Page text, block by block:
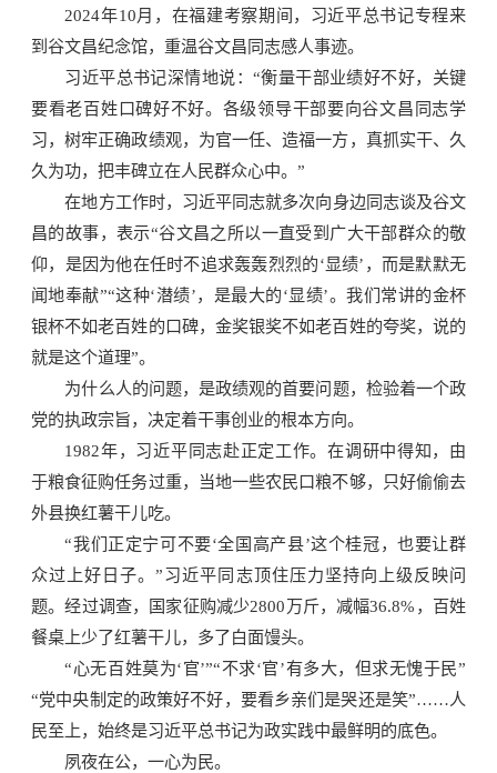
2024年10月，在福建考察期间，习近平总书记专程来
到谷文昌纪念馆，重温谷文昌同志感人事迹。
习近平总书记深情地说：“衡量干部业绩好不好，关键
要看老百姓口碑好不好。各级领导干部要向谷文昌同志学
习，树牢正确政绩观，为官一任、造福一方，真抓实干、久
久为功，把丰碑立在人民群众心中。”
在地方工作时，习近平同志就多次向身边同志谈及谷文
昌的故事，表示“谷文昌之所以一直受到广大干部群众的敬
仰，是因为他在任时不追求轰轰烈烈的‘显绩’，而是默默无
闻地奉献”“这种‘潜绩’，是最大的‘显绩’。我们常讲的金杯
银杯不如老百姓的口碑，金奖银奖不如老百姓的夸奖，说的
就是这个道理”。
为什么人的问题，是政绩观的首要问题，检验着一个政
党的执政宗旨，决定着干事创业的根本方向。
1982年，习近平同志赴正定工作。在调研中得知，由
于粮食征购任务过重，当地一些农民口粮不够，只好偷偷去
外县换红薯干儿吃。
“我们正定宁可不要‘全国高产县’这个桂冠，也要让群
众过上好日子。”习近平同志顶住压力坚持向上级反映问
题。经过调查，国家征购减少2800万斤，减幅36.8%，百姓
餐桌上少了红薯干儿，多了白面馒头。
“心无百姓莫为‘官’”“不求‘官’有多大，但求无愧于民”
“党中央制定的政策好不好，要看乡亲们是哭还是笑”……人
民至上，始终是习近平总书记为政实践中最鲜明的底色。
夙夜在公，一心为民。